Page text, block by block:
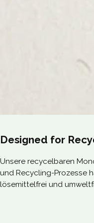
Designed for
Unsere recycelbaren
und Recycling-Prozesse
lösemittelfrei und